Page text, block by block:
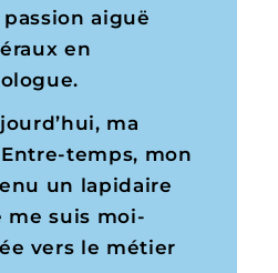
aiguë
en
ma
temps, mon
un lapidaire
me suis moi-
vers le métier